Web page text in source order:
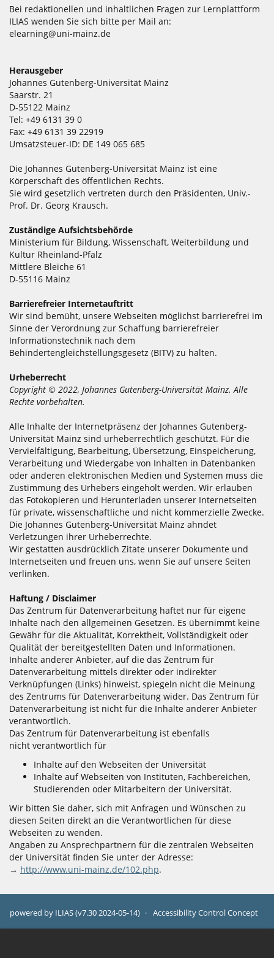
Bei redaktionellen und inhaltlichen Fragen zur Lernplattform
ILIAS wenden Sie sich bitte per Mail an:
elearning@uni-mainz.de
Herausgeber
Johannes Gutenberg-Universität Mainz
Saarstr. 21
D-55122 Mainz
Tel: +49 6131 39 0
Fax: +49 6131 39 22919
Umsatzsteuer-ID: DE 149 065 685
Die Johannes Gutenberg-Universität Mainz ist eine
Körperschaft des öffentlichen Rechts.
Sie wird gesetzlich vertreten durch den Präsidenten, Univ.-
Prof. Dr. Georg Krausch.
Zuständige Aufsichtsbehörde
Ministerium für Bildung, Wissenschaft, Weiterbildung und
Kultur Rheinland-Pfalz
Mittlere Bleiche 61
D-55116 Mainz
Barrierefreier Internetauftritt
Wir sind bemüht, unsere Webseiten möglichst barrierefrei im
Sinne der Verordnung zur Schaffung barrierefreier
Informationstechnik nach dem
Behindertengleichstellungsgesetz (BITV) zu halten.
Urheberrecht
Copyright © 2022, Johannes Gutenberg-Universität Mainz. Alle
Rechte vorbehalten.
Alle Inhalte der Internetpräsenz der Johannes Gutenberg-
Universität Mainz sind urheberrechtlich geschützt. Für die
Vervielfältigung, Bearbeitung, Übersetzung, Einspeicherung,
Verarbeitung und Wiedergabe von Inhalten in Datenbanken
oder anderen elektronischen Medien und Systemen muss die
Zustimmung des Urhebers eingeholt werden. Wir erlauben
das Fotokopieren und Herunterladen unserer Internetseiten
für private, wissenschaftliche und nicht kommerzielle Zwecke.
Die Johannes Gutenberg-Universität Mainz ahndet
Verletzungen ihrer Urheberrechte.
Wir gestatten ausdrücklich Zitate unserer Dokumente und
Internetseiten und freuen uns, wenn Sie auf unsere Seiten
verlinken.
Haftung / Disclaimer
Das Zentrum für Datenverarbeitung haftet nur für eigene
Inhalte nach den allgemeinen Gesetzen. Es übernimmt keine
Gewähr für die Aktualität, Korrektheit, Vollständigkeit oder
Qualität der bereitgestellten Daten und Informationen.
Inhalte anderer Anbieter, auf die das Zentrum für
Datenverarbeitung mittels direkter oder indirekter
Verknüpfungen (Links) hinweist, spiegeln nicht die Meinung
des Zentrums für Datenverarbeitung wider. Das Zentrum für
Datenverarbeitung ist nicht für die Inhalte anderer Anbieter
verantwortlich.
Das Zentrum für Datenverarbeitung ist ebenfalls
nicht verantwortlich für
Inhalte auf den Webseiten der Universität
Inhalte auf Webseiten von Instituten, Fachbereichen,
Studierenden oder Mitarbeitern der Universität.
Wir bitten Sie daher, sich mit Anfragen und Wünschen zu
diesen Seiten direkt an die Verantwortlichen für diese
Webseiten zu wenden.
Angaben zu Ansprechpartnern für die zentralen Webseiten
der Universität finden Sie unter der Adresse:
→ http://www.uni-mainz.de/102.php.
powered by ILIAS (v7.30 2024-05-14) Accessibility Control Concept